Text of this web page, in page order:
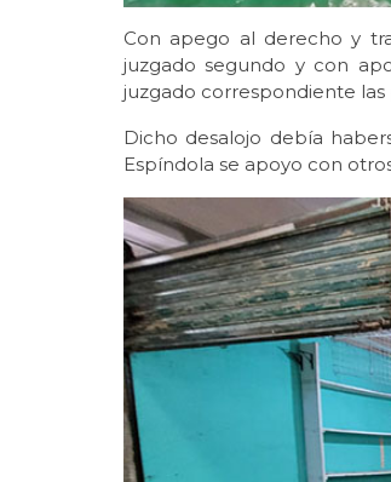
Con apego al derecho y
juzgado segundo y con
juzgado correspondiente las
Dicho desalojo debía
Espíndola se apoyo con